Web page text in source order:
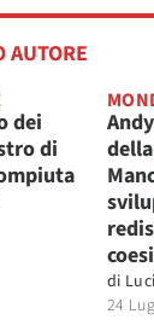
AUTORE
dei
di
di
24